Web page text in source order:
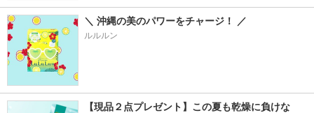
＼ 沖縄の美のパワーをチャージ！ ／
ルルルン
【現品２点プレゼント】この夏も乾燥に負けな